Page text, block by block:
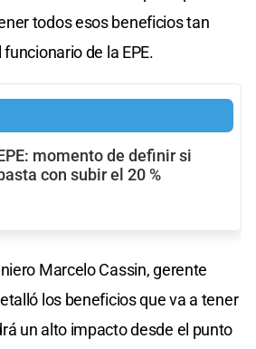
todos esos beneficios tan
de la EPE.
momento de definir si
basta con subir el 20 %
Marcelo Cassin, gerente
los beneficios que va a tener
un alto impacto desde el punto